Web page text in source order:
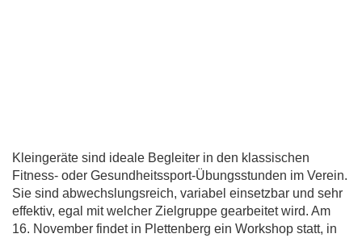
Kleingeräte sind ideale Begleiter in den klassischen
Fitness- oder Gesundheitssport-Übungsstunden im Verein.
Sie sind abwechslungsreich, variabel einsetzbar und sehr
effektiv, egal mit welcher Zielgruppe gearbeitet wird. Am
16. November findet in Plettenberg ein Workshop statt, in